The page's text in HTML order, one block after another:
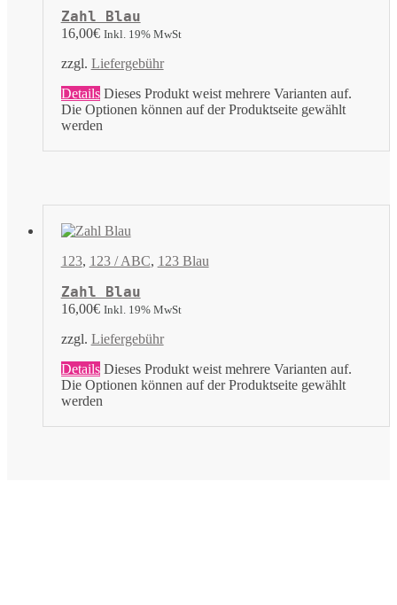
Zahl Blau
16,00€ Inkl. 19% MwSt
zzgl. Liefergebühr
Details Dieses Produkt weist mehrere Varianten auf.
Die Optionen können auf der Produktseite gewählt
werden
123, 123 / ABC, 123 Blau
Zahl Blau
16,00€ Inkl. 19% MwSt
zzgl. Liefergebühr
Details Dieses Produkt weist mehrere Varianten auf.
Die Optionen können auf der Produktseite gewählt
werden